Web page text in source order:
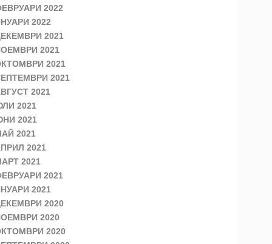
2022
2022
2021
2021
2021
2021
2021
2021
2021
2021
2021
2021
2021
2021
2020
2020
2020